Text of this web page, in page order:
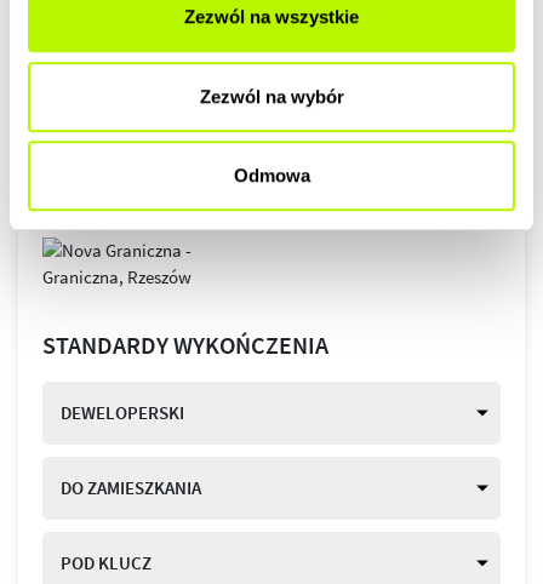
Zezwól na wszystkie
Zezwól na wybór
Odmowa
STANDARDY WYKOŃCZENIA
DEWELOPERSKI
DO ZAMIESZKANIA
POD KLUCZ